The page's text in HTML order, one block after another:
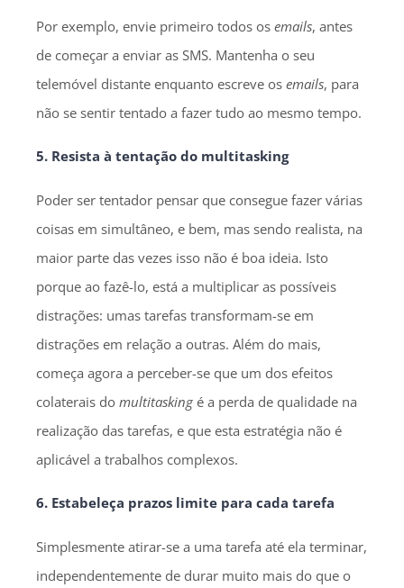
Por exemplo, envie primeiro todos os emails, antes
de começar a enviar as SMS. Mantenha o seu
telemóvel distante enquanto escreve os emails, para
não se sentir tentado a fazer tudo ao mesmo tempo.
5. Resista à tentação do multitasking
Poder ser tentador pensar que consegue fazer várias
coisas em simultâneo, e bem, mas sendo realista, na
maior parte das vezes isso não é boa ideia. Isto
porque ao fazê-lo, está a multiplicar as possíveis
distrações: umas tarefas transformam-se em
distrações em relação a outras. Além do mais,
começa agora a perceber-se que um dos efeitos
colaterais do multitasking é a perda de qualidade na
realização das tarefas, e que esta estratégia não é
aplicável a trabalhos complexos.
6. Estabeleça prazos limite para cada tarefa
Simplesmente atirar-se a uma tarefa até ela terminar,
independentemente de durar muito mais do que o